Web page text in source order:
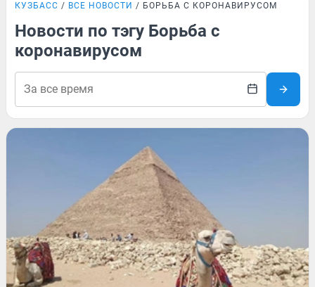
КУЗБАСС ВСЕ НОВОСТИ БОРЬБА С КОРОНАВИРУСОМ
Новости по тэгу Борьба с
коронавирусом